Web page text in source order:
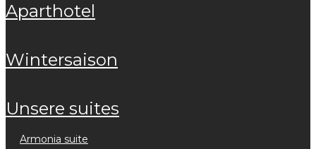
aparthotel
wintersaison
unsere suites
armonia suite